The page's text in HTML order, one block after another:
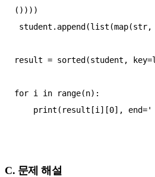
())))
result = sorted(student,
for i in range(n):
C. 문제 해설